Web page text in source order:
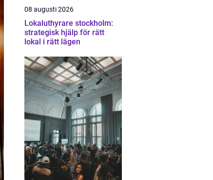
08 augusti 2026
Lokaluthyrare stockholm:
strategisk hjälp för rätt
lokal i rätt lägen